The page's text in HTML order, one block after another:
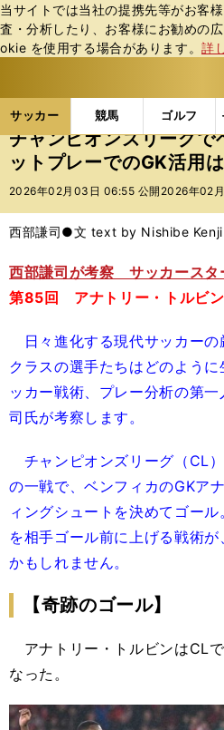
当サイトでは当社の提携先等がお客
査・分析したり、お客様にお勧めの
okie を使⽤する場合があります。詳
サッカー 競馬 ゴルフ
ス
ポ
ル
バ
サッカーの記事一覧 海
チャンピオンズリーグで
ットプレーでのGK活用
2026年02月03日 06:55 公開 2026年02
西部謙司●文 text by Nishibe Kenji
西部謙司が考察 サッカースタ
第85回 アナトリー・トルビン
日々進化する現代サッカーの
クラスの選手たちはどのよう
ッカー戦術、プレー分析の第
司氏が考察します。
チャンピオンズリーグ（CL
の一戦で、ベンフィカのGKア
ィングシュートを決めてゴー
を相手ゴール前に上げる戦術
かもしれません。
【奇跡のゴール】
アナトリー・トルビンはCL
なった。